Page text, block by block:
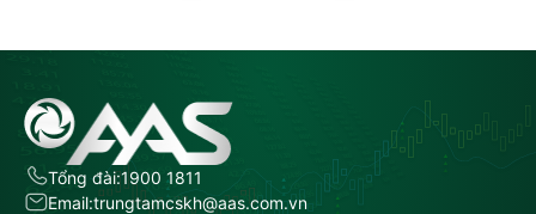
Tổng đài:1900 1811
Email:trungtamcskh@aas.com.vn